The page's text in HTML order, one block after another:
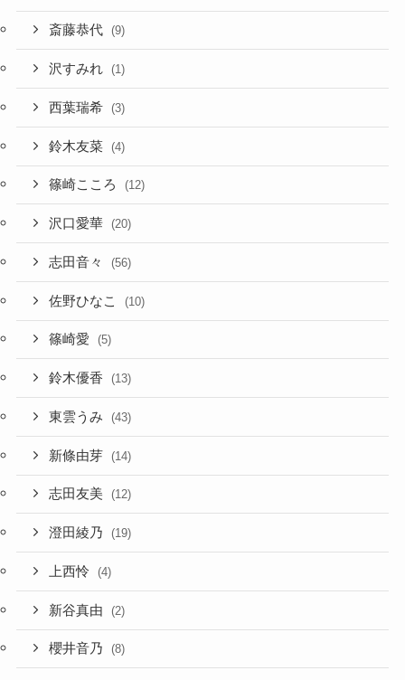
斎藤恭代 (9)
沢すみれ (1)
西葉瑞希 (3)
鈴木友菜 (4)
篠崎こころ (12)
沢口愛華 (20)
志田音々 (56)
佐野ひなこ (10)
篠崎愛 (5)
鈴木優香 (13)
東雲うみ (43)
新條由芽 (14)
志田友美 (12)
澄田綾乃 (19)
上西怜 (4)
新谷真由 (2)
櫻井音乃 (8)